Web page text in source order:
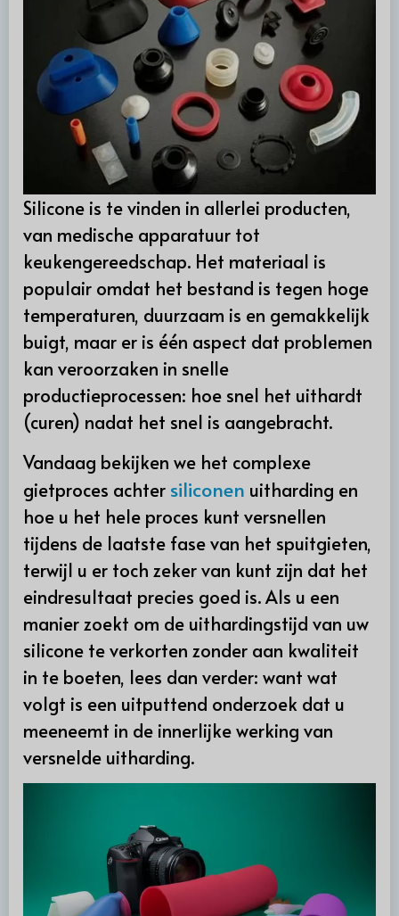
Silicone is te vinden in allerlei producten,
van medische apparatuur tot
keukengereedschap. Het materiaal is
populair omdat het bestand is tegen hoge
temperaturen, duurzaam is en gemakkelijk
buigt, maar er is één aspect dat problemen
kan veroorzaken in snelle
productieprocessen: hoe snel het uithardt
(curen) nadat het snel is aangebracht.
Vandaag bekijken we het complexe
gietproces achter siliconen uitharding en
hoe u het hele proces kunt versnellen
tijdens de laatste fase van het spuitgieten,
terwijl u er toch zeker van kunt zijn dat het
eindresultaat precies goed is. Als u een
manier zoekt om de uithardingstijd van uw
silicone te verkorten zonder aan kwaliteit
in te boeten, lees dan verder: want wat
volgt is een uitputtend onderzoek dat u
meeneemt in de innerlijke werking van
versnelde uitharding.